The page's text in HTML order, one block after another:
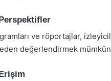
ve röportajlar,
değerlendirmek